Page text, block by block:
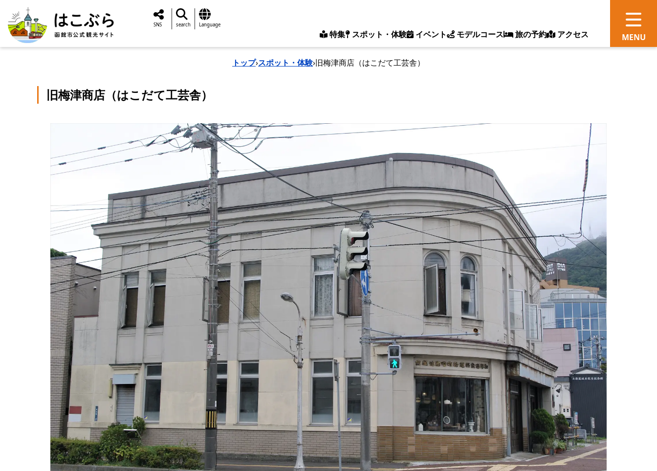
特集 スポット・体験 イベント モデルコース 旅の予約 アクセス
SNS search Language
トップ›スポット・体験›旧梅津商店（はこだて工芸舎）
旧梅津商店（はこだて工芸舎）